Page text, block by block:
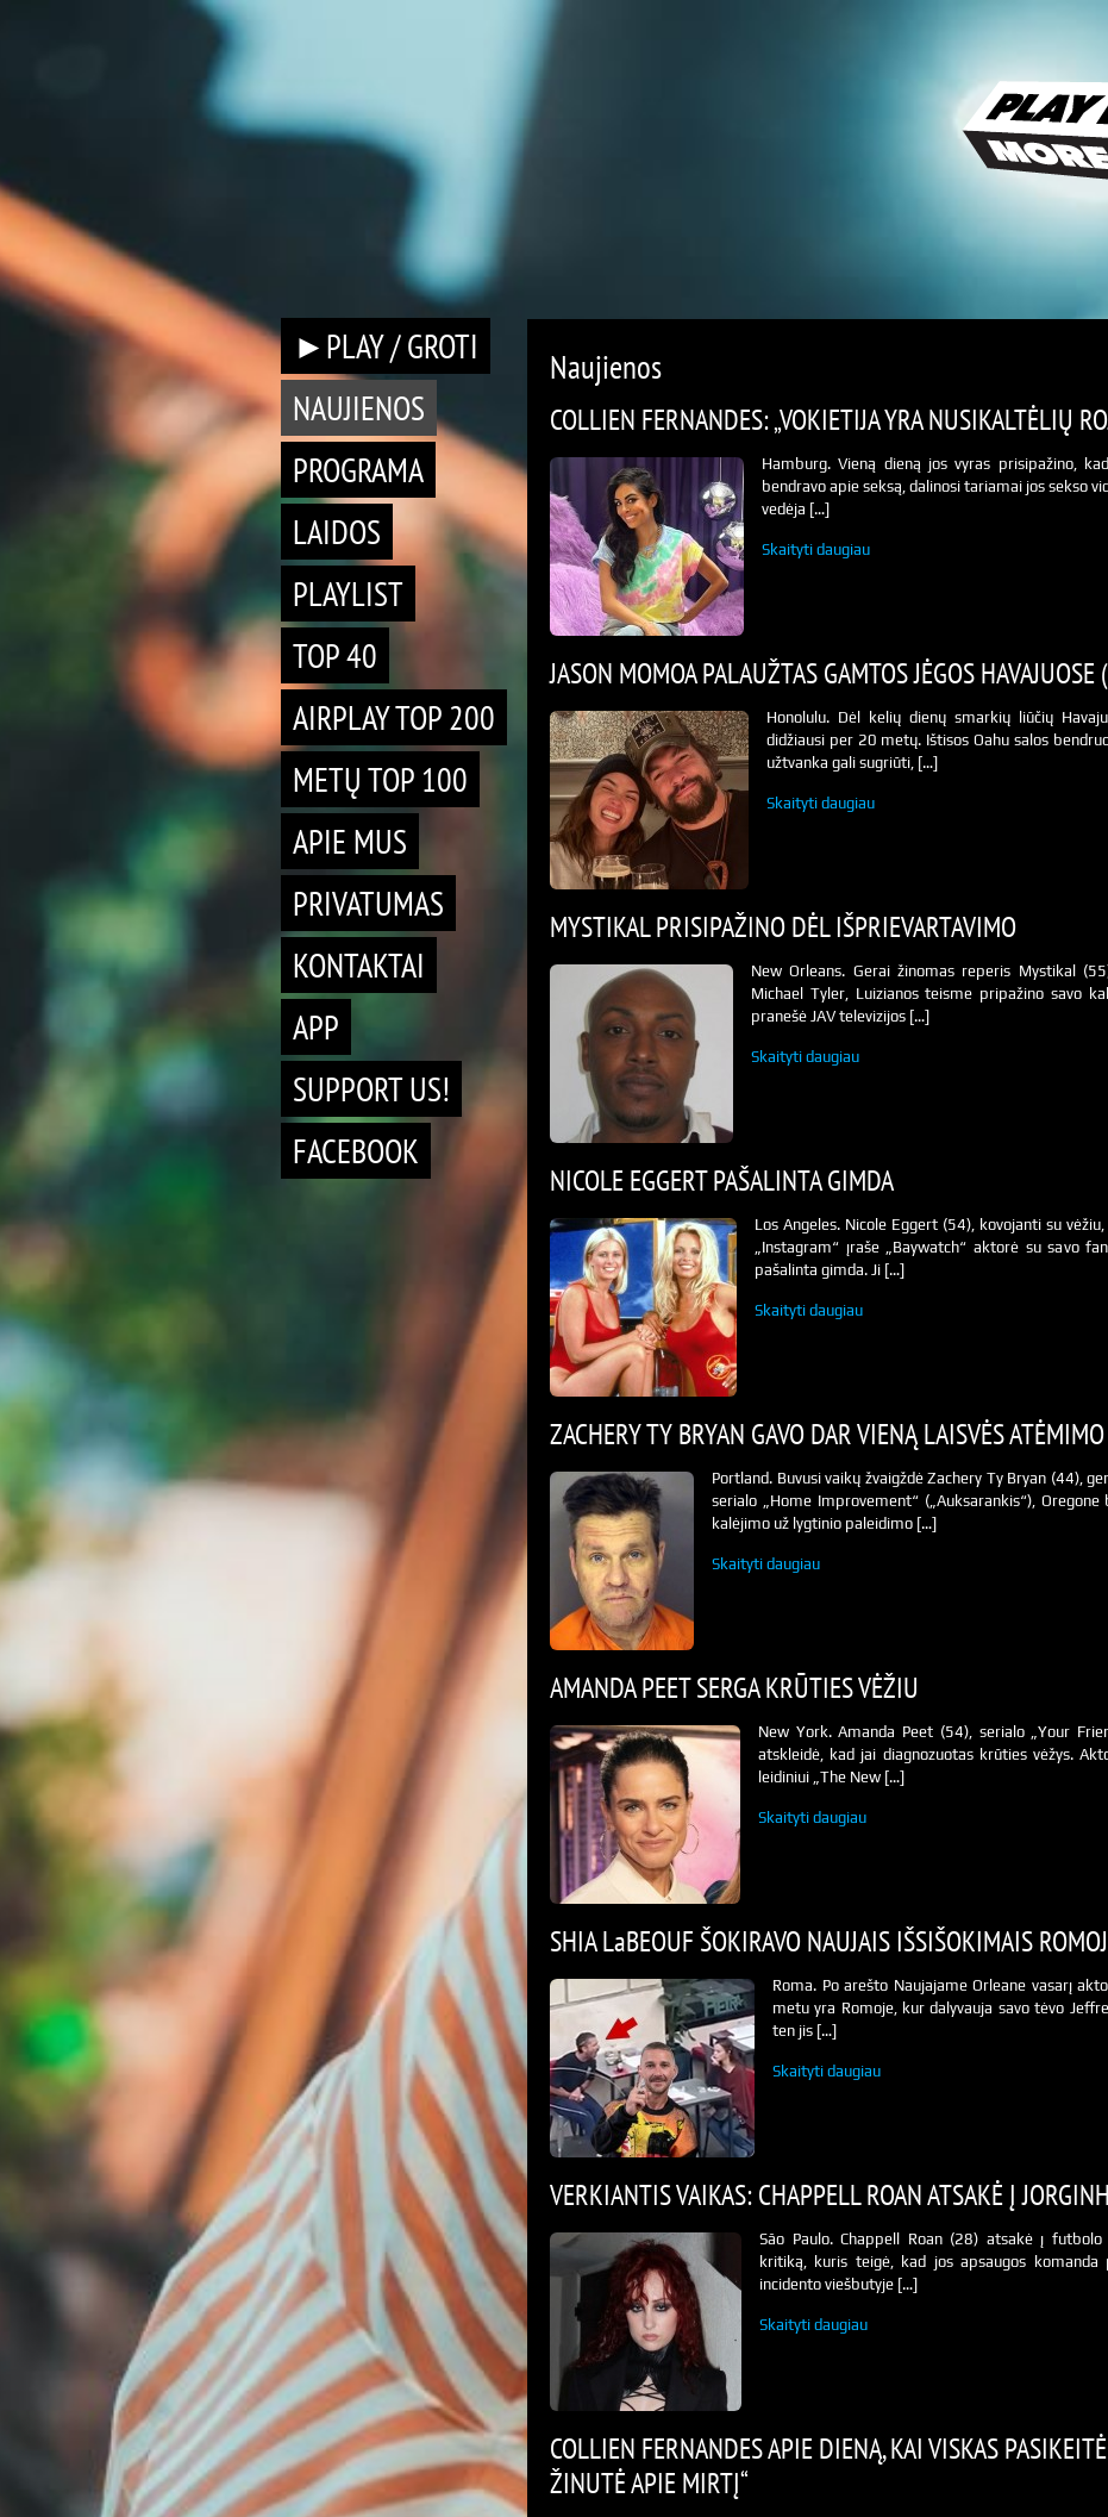
►PLAY / GROTI
NAUJIENOS
PROGRAMA
LAIDOS
PLAYLIST
TOP 40
AIRPLAY TOP 200
METŲ TOP 100
APIE MUS
PRIVATUMAS
KONTAKTAI
APP
SUPPORT US!
FACEBOOK
Naujienos
COLLIEN FERNANDES: „VOKIETIJA YRA NUSIKALTĖLIŲ
Hamburg. Vieną dieną jos vyras prisipažino,
bendravo apie seksą, dalinosi tariamai jos sekso
vedėja […]
Skaityti daugiau
JASON MOMOA PALAUŽTAS GAMTOS JĖGOS HAVAJUOSE
Honolulu. Dėl kelių dienų smarkių liūčių
didžiausi per 20 metų. Ištisos Oahu salos
užtvanka gali sugriūti, […]
Skaityti daugiau
MYSTIKAL PRISIPAŽINO DĖL IŠPRIEVARTAVIMO
New Orleans. Gerai žinomas reperis Mystikal
Michael Tyler, Luizianos teisme pripažino savo
pranešė JAV televizijos […]
Skaityti daugiau
NICOLE EGGERT PAŠALINTA GIMDA
Los Angeles. Nicole Eggert (54), kovojanti su
„Instagram“ įraše „Baywatch“ aktorė su savo
pašalinta gimda. Ji […]
Skaityti daugiau
ZACHERY TY BRYAN GAVO DAR VIENĄ LAISVĖS
Portland. Buvusi vaikų žvaigždė Zachery Ty Bryan (44),
serialo „Home Improvement“ („Auksarankis“),
kalėjimo už lygtinio paleidimo […]
Skaityti daugiau
AMANDA PEET SERGA KRŪTIES VĖŽIU
New York. Amanda Peet (54), serialo „Your
atskleidė, kad jai diagnozuotas krūties vėžys.
leidiniui „The New […]
Skaityti daugiau
SHIA LaBEOUF ŠOKIRAVO NAUJAIS IŠSIŠOKIMAIS
Roma. Po arešto Naujajame Orleane vasarį
metu yra Romoje, kur dalyvauja savo tėvo
ten jis […]
Skaityti daugiau
VERKIANTIS VAIKAS: CHAPPELL ROAN ATSAKĖ Į
São Paulo. Chappell Roan (28) atsakė į
kritiką, kuris teigė, kad jos apsaugos
incidento viešbutyje […]
Skaityti daugiau
COLLIEN FERNANDES APIE DIENĄ, KAI VISKAS
ŽINUTĖ APIE MIRTĮ“